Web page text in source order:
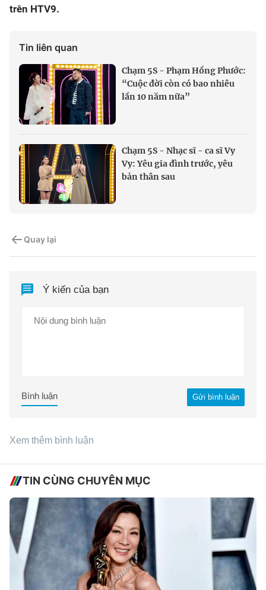
trên HTV9.
Tin liên quan
Chạm 5S - Phạm Hồng Phước:
“Cuộc đời còn có bao nhiêu
lần 10 năm nữa”
Chạm 5S - Nhạc sĩ - ca sĩ Vy
Vy: Yêu gia đình trước, yêu
bản thân sau
Quay lại
Ý kiến của bạn
Gửi bình luận
Bình luận
Xem thêm bình luận
TIN CÙNG CHUYÊN MỤC